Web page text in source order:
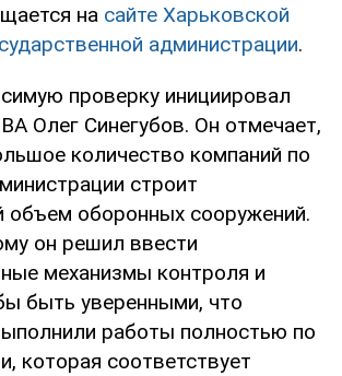
на сайте Харьковской
администрации.
проверку инициировал
Олег Синегубов. Он отмечает,
количество компаний по
строит
объем оборонных сооружений.
он решил ввести
механизмы контроля и
быть уверенными, что
работы полностью по
которая соответствует